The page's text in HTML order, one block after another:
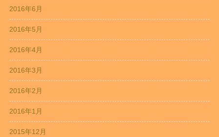
2016年6月
2016年5月
2016年4月
2016年3月
2016年2月
2016年1月
2015年12月